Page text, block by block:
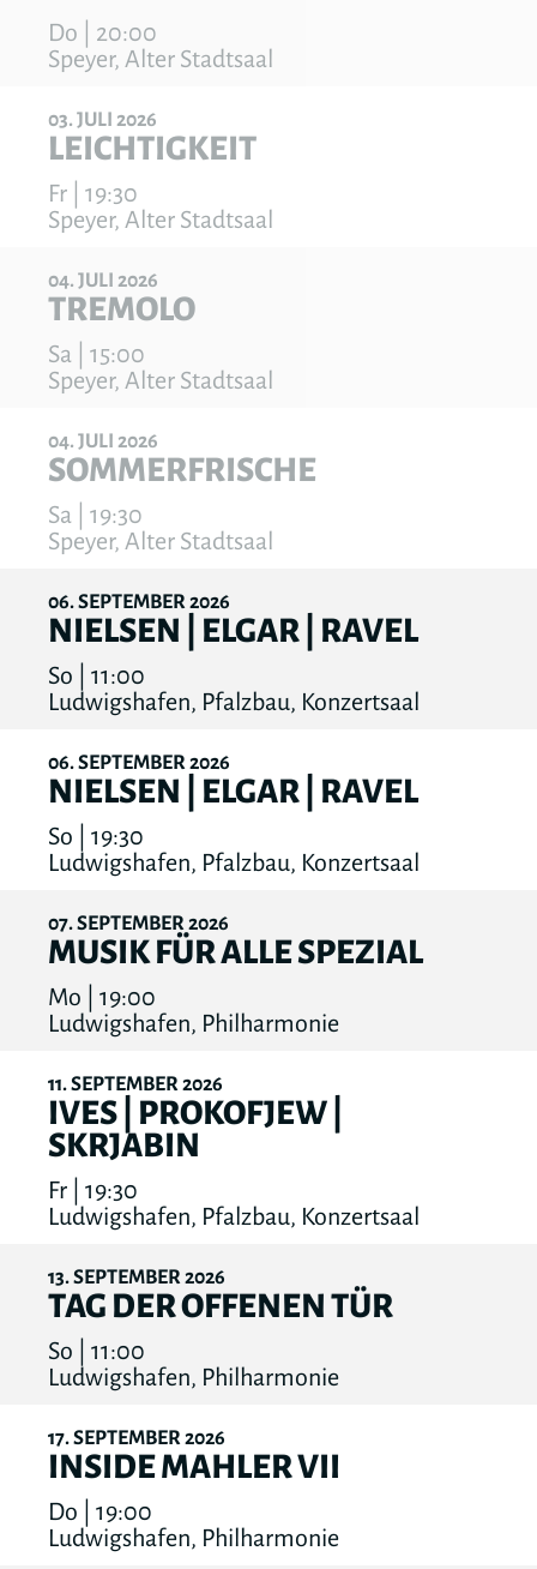
Do | 20:00
Speyer, Alter Stadtsaal
03 JULI 2026
LEICHTIGKEIT
Fr | 19:30
Speyer, Alter Stadtsaal
04 JULI 2026
TREMOLO
Sa | 15:00
Speyer, Alter Stadtsaal
04 JULI 2026
SOMMERFRISCHE
Sa | 19:30
Speyer, Alter Stadtsaal
06 SEPTEMBER2026
NIELSEN | ELGAR | RAVEL
So | 11:00
Ludwigshafen, Pfalzbau, Konzertsaal
06 SEPTEMBER2026
NIELSEN | ELGAR | RAVEL
So | 19:30
Ludwigshafen, Pfalzbau, Konzertsaal
07 SEPTEMBER2026
MUSIK FÜR ALLE SPEZIAL
Mo | 19:00
Ludwigshafen, Philharmonie
11 SEPTEMBER2026
IVES | PROKOFJEW |
SKRJABIN
Fr | 19:30
Ludwigshafen, Pfalzbau, Konzertsaal
13 SEPTEMBER2026
TAG DER OFFENEN TÜR
So | 11:00
Ludwigshafen, Philharmonie
17 SEPTEMBER2026
INSIDE MAHLER VII
Do | 19:00
Ludwigshafen, Philharmonie